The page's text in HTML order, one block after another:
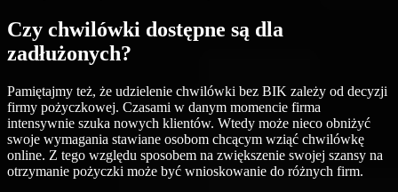
Czy chwilówki dostępne są dla
zadłużonych?
Pamiętajmy też, że udzielenie chwilówki bez BIK zależy od decyzji
firmy pożyczkowej. Czasami w danym momencie firma
intensywnie szuka nowych klientów. Wtedy może nieco obniżyć
swoje wymagania stawiane osobom chcącym wziąć chwilówkę
online. Z tego względu sposobem na zwiększenie swojej szansy na
otrzymanie pożyczki może być wnioskowanie do różnych firm.